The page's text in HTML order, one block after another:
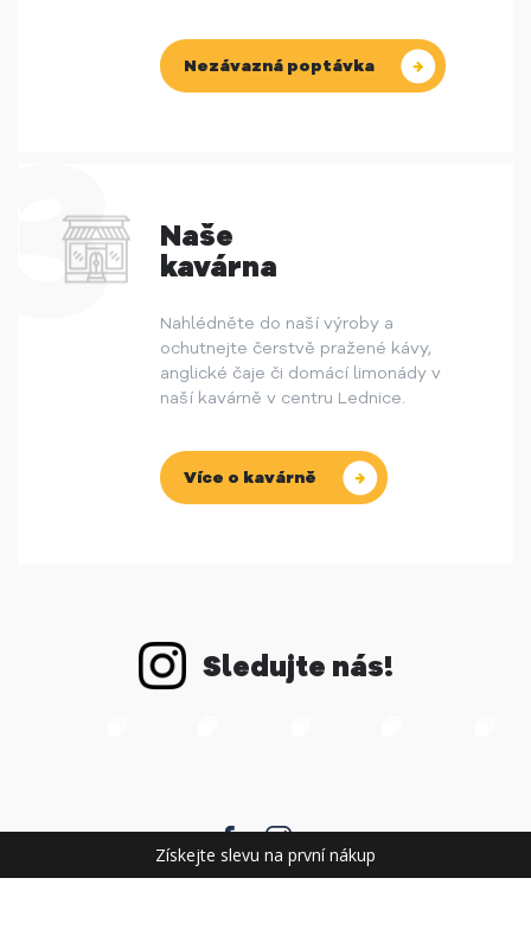
Nezávazná poptávka
Naše
kavárna
Nahlédněte do naší výroby a
ochutnejte čerstvě pražené kávy,
anglické čaje či domácí limonády v
naší kavárně v centru Lednice.
Více o kavárně
Sledujte nás!
Získejte slevu na první nákup